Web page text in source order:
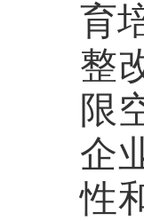
育
整
限
企
性